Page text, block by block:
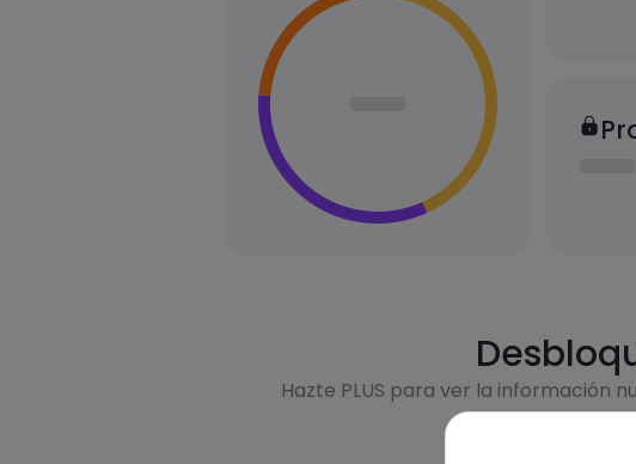
Hazte PLUS para ver la información